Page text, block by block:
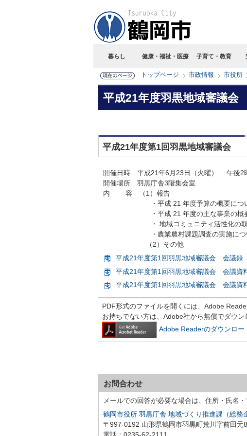
暮らし 健康・福祉・医療 子育て・教育
トップページ 市政情報 市役所
平成21年度羽黒地域審議会
平成21年度第1回羽黒地域審議会
開催日時 平成21年6月23日（火曜） 午後2
開催場所 羽黒庁舎3階集会室
内 容 （1）報告
・平成 21 年度予算の概要につ
・平成 21 年度の主な事業の概要
・ 地域コミュニティ活性化の取り
・農業農村課題調査の実施につ
（2）その他
平成21年度第1回羽黒地域審議会 会議録
平成21年度第1回羽黒地域審議会 会議資
平成21年度第1回羽黒地域審議会 会議資
PDF形式のファイルを開くには、Adobe
お持ちでない方は、Adobe社から無償でダウン
Adobe Readerのダウンロー
お問合わせ
メールでの回答が必要な場合は、住所・氏名
鶴岡市役所 羽黒庁舎 地域づくり推進課（総務
〒997-0192 山形県鶴岡市羽黒町荒川字前田元